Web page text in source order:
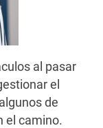
al pasar
el
de
el camino.